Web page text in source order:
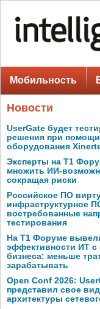
Мобильность
Новости
UserGate будет
решения при помощи
оборудования
Эксперты на Т1
множить ИИ-
сокращая риски
Российское ПО
инфраструктурное
востребованные
тестирования
На Т1 Форуме
эффективности ИТ с
бизнеса: меньше
зарабатывать
Open Conf 2026:
представил свое
архитектуры